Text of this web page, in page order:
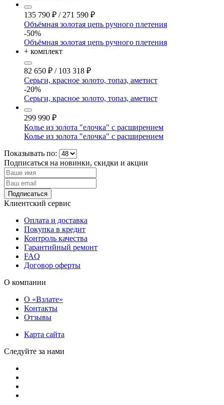
135 790 ₽ / 271 590 ₽
Объёмная золотая цепь ручного плетения
-50%
Объёмная золотая цепь ручного плетения
+ комплект
82 650 ₽ / 103 318 ₽
Серьги, красное золото, топаз, аметист
-20%
Серьги, красное золото, топаз, аметист
299 990 ₽
Колье из золота "елочка" с расширением
Колье из золота "елочка" с расширением
Показывать по:
Подписаться на новинки, скидки и акции
Подписаться
Клиентский сервис
Оплата и доставка
Покупка в кредит
Контроль качества
Гарантийный ремонт
FAQ
Договор оферты
О компании
О «Взлате»
Контакты
Отзывы
Карта сайта
Следуйте за нами